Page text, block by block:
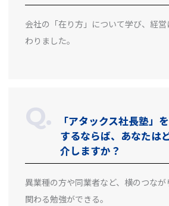
会社の「在り方」について学び、経
わりました。
「アタックス社長塾」
するならば、あなたは
介しますか？
異業種の方や同業者など、横のつな
関わる勉強ができる。